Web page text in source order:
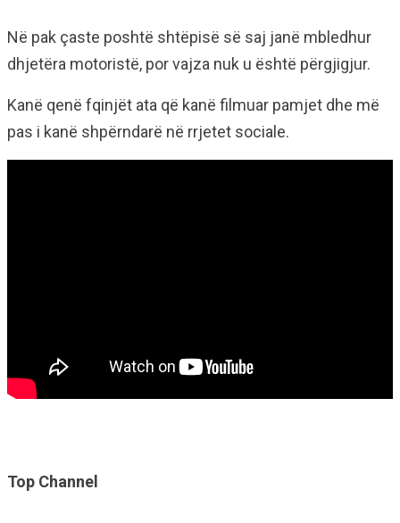
Në pak çaste poshtë shtëpisë së saj janë mbledhur
dhjetëra motoristë, por vajza nuk u është përgjigjur.
Kanë qenë fqinjët ata që kanë filmuar pamjet dhe më
pas i kanë shpërndarë në rrjetet sociale.
Top Channel